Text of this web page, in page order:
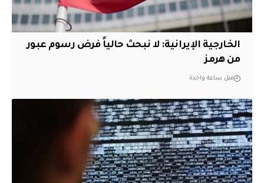
الخارجية الإيرانية: لا نبحث حالياً فرض رسوم عبور
من هرمز
قبل ساعة واحدة